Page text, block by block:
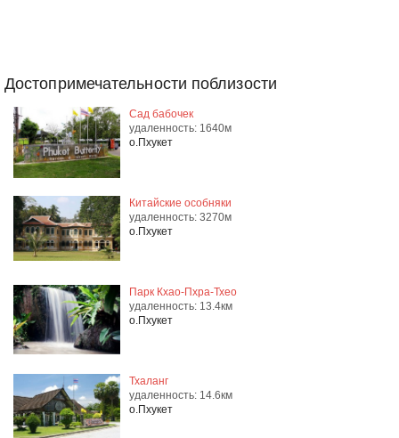
Достопримечательности поблизости
Сад бабочек
удаленность: 1640м
о.Пхукет
Китайские особняки
удаленность: 3270м
о.Пхукет
Парк Кхао-Пхра-Тхео
удаленность: 13.4км
о.Пхукет
Тхаланг
удаленность: 14.6км
о.Пхукет